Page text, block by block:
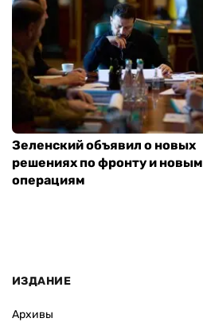
Зеленский объявил о новых
решениях по фронту и новым
операциям
ИЗДАНИЕ
Архивы